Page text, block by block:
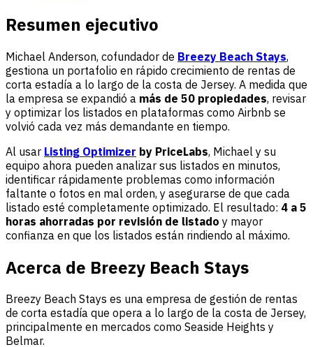
Resumen ejecutivo
Michael Anderson, cofundador de Breezy Beach Stays,
gestiona un portafolio en rápido crecimiento de rentas de
corta estadía a lo largo de la costa de Jersey. A medida que
la empresa se expandió a más de 50 propiedades, revisar
y optimizar los listados en plataformas como Airbnb se
volvió cada vez más demandante en tiempo.
Al usar Listing Optimizer by PriceLabs, Michael y su
equipo ahora pueden analizar sus listados en minutos,
identificar rápidamente problemas como información
faltante o fotos en mal orden, y asegurarse de que cada
listado esté completamente optimizado. El resultado: 4 a 5
horas ahorradas por revisión de listado y mayor
confianza en que los listados están rindiendo al máximo.
Acerca de Breezy Beach Stays
Breezy Beach Stays es una empresa de gestión de rentas
de corta estadía que opera a lo largo de la costa de Jersey,
principalmente en mercados como Seaside Heights y
Belmar.